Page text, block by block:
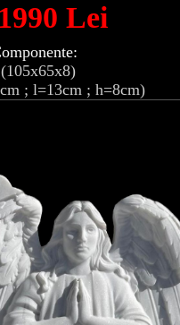
Lei
; l=13cm ; h=8cm)